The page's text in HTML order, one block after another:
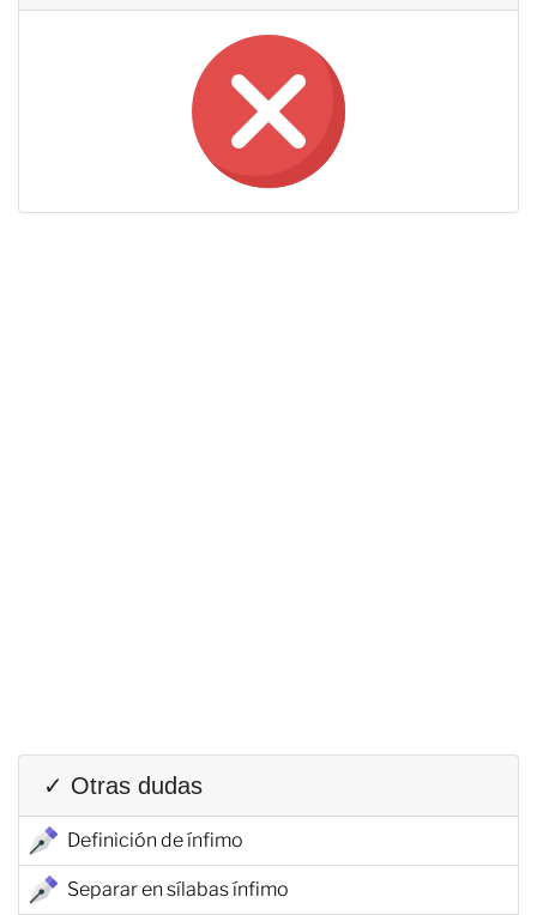
✓ Otras dudas
Definición de ínfimo
Separar en sílabas ínfimo